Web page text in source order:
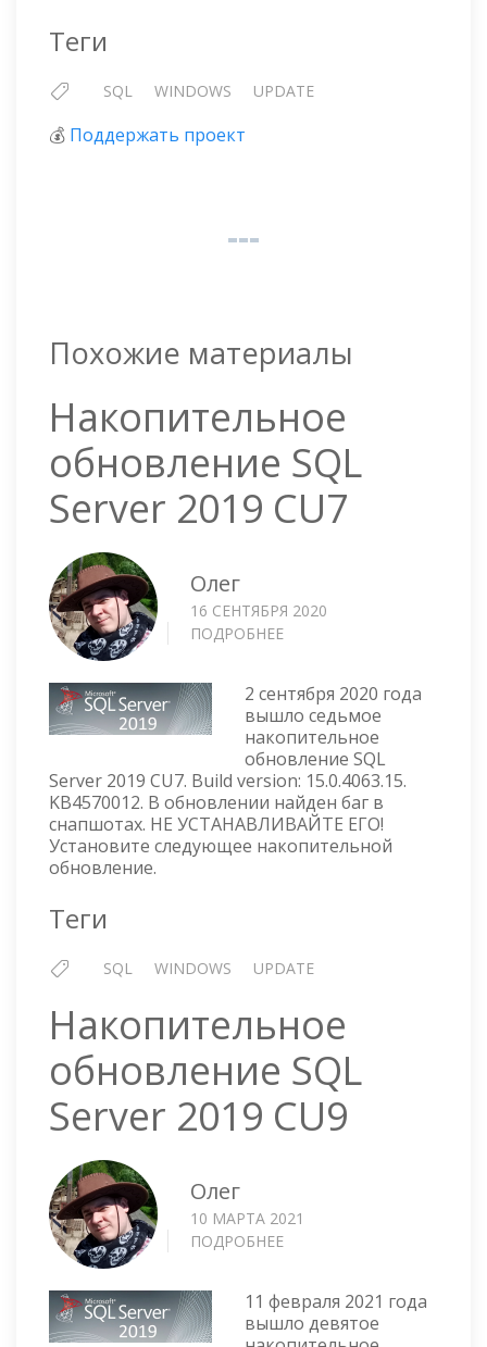
Теги
SQL WINDOWS UPDATE
💰 Поддержать проект
Похожие материалы
Накопительное
обновление SQL
Server 2019 CU7
Олег
16 СЕНТЯБРЯ 2020
ПОДРОБНЕЕ
SQL
SERVER
2019
CU7
2 сентября 2020 года
вышло седьмое
накопительное
обновление SQL
Server 2019 CU7. Build version: 15.0.4063.15.
KB4570012. В обновлении найден баг в
снапшотах. НЕ УСТАНАВЛИВАЙТЕ ЕГО!
Установите следующее накопительной
обновление.
Теги
SQL WINDOWS UPDATE
Накопительное
обновление SQL
Server 2019 CU9
Олег
10 МАРТА 2021
ПОДРОБНЕЕ
SQL
SERVER
11 февраля 2021 года
вышло девятое